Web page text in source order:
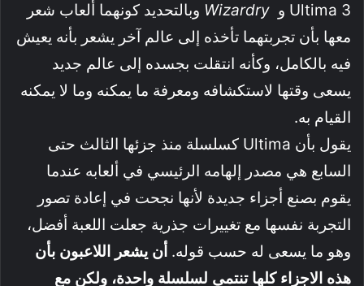
Ultima 3 و
Wizardry وبالتحديد كونهما ألعاب شعر
معها بأن تجربتهما تأخذه إلى عالم آخر يشعر بأنه يعيش
فيه بالكامل، وكأنه انتقلت بجسده إلى عالم جديد
يسعى وقتها لاستكشافه ومعرفة ما يمكنه وما لا يمكنه
القيام به.
يقول بأن Ultima كسلسلة منذ جزئها الثالث حتى
السابع هي مصدر إلهامه الرئيسي في ألعابه عندما
يقوم بصنع أجزاء جديدة لأنها نجحت في إعادة تصور
التجربة نفسها مع تغييرات جذرية جعلت اللعبة أفضل،
وهو ما يسعى له حسب قوله. أن يشعر اللاعبون بأن
هذه الاجزاء كلها تنتمي لسلسلة واحدة، ولكن مع